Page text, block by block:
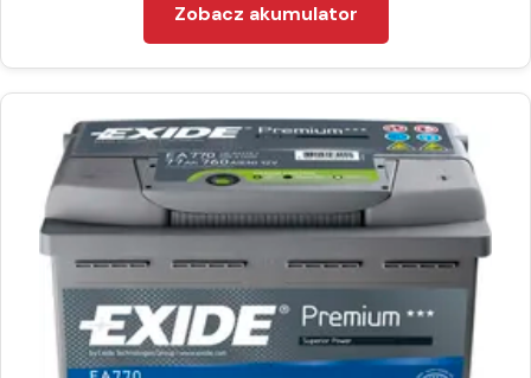
Zobacz akumulator